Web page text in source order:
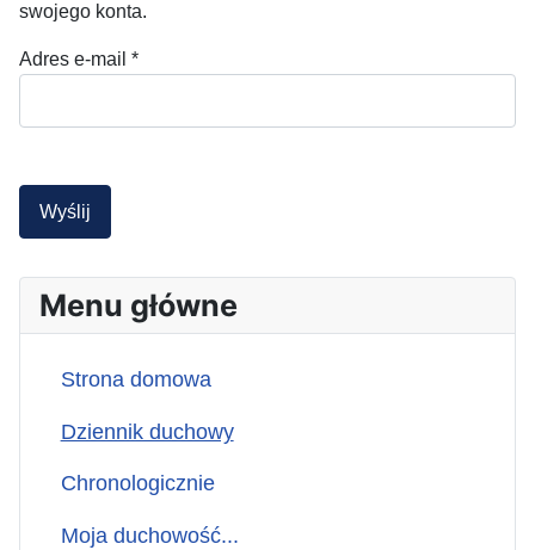
swojego konta.
Adres e-mail *
Wyślij
Menu główne
Strona domowa
Dziennik duchowy
Chronologicznie
Moja duchowość...